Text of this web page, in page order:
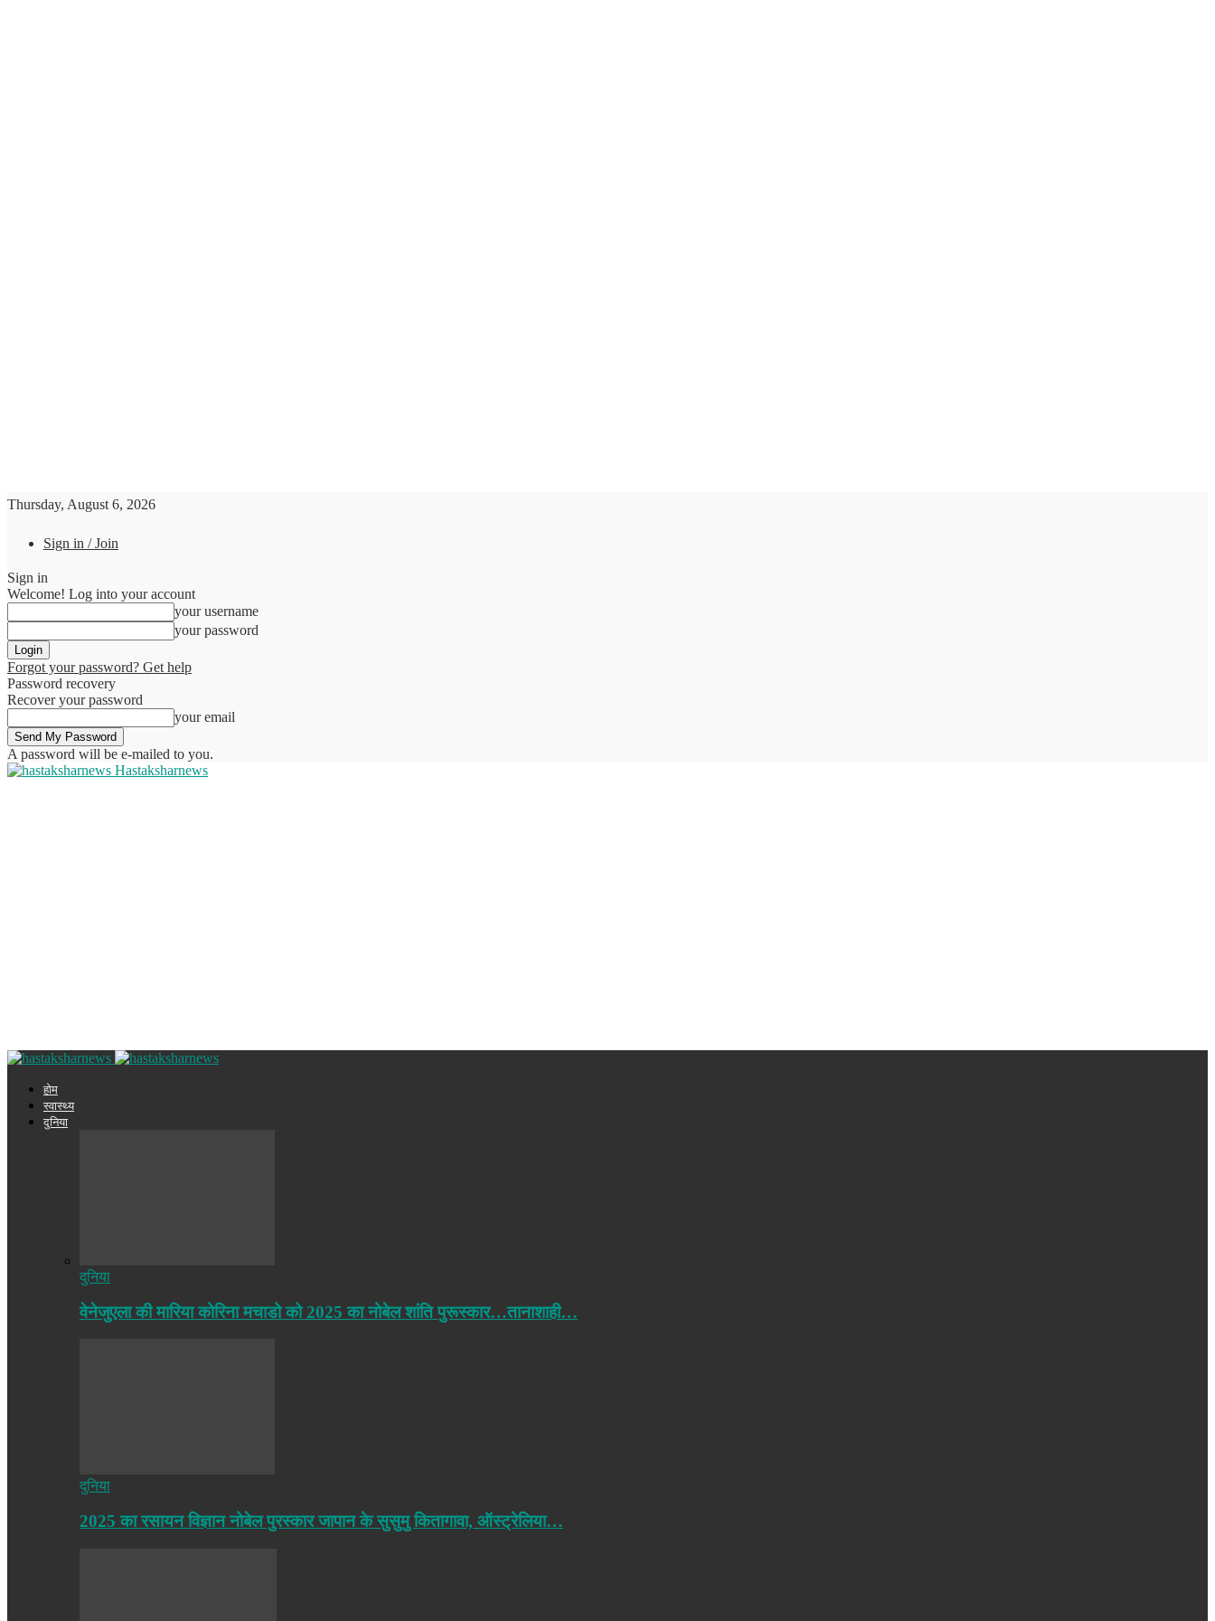
Thursday, August 6, 2026
Sign in / Join
Sign in
Welcome! Log into your account
your username
your password
Forgot your password? Get help
Password recovery
Recover your password
your email
A password will be e-mailed to you.
Hastaksharnews
होम
स्वास्थ्य
दुनिया
दुनिया
वेनेजुएला की मारिया कोरिना मचाडो को 2025 का नोबेल शांति पुरूस्कार…तानाशाही…
दुनिया
2025 का रसायन विज्ञान नोबेल पुरस्कार जापान के सुसुमु कितागावा, ऑस्ट्रेलिया…